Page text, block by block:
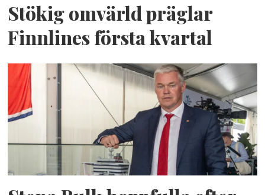
Stökig omvärld präglar
Finnlines första kvartal